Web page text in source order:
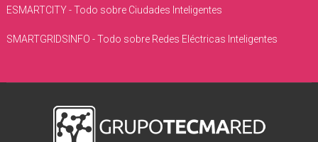
ESMARTCITY - Todo sobre Ciudades Inteligentes
SMARTGRIDSINFO - Todo sobre Redes Eléctricas Inteligentes